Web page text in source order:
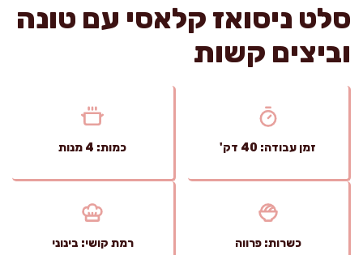
סלט ניסואז קלאסי עם טונה
וביצים קשות
זמן עבודה: 40 דק' כמות: 4 מנות
כשרות: פרווה רמת קושי: בינוני